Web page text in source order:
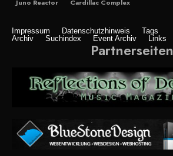
Juno Reactor
Cardillac Complex
Impressum Datenschutzhinweis
Tags
Archiv
Suchindex Event Archiv Links
Partnerseiten